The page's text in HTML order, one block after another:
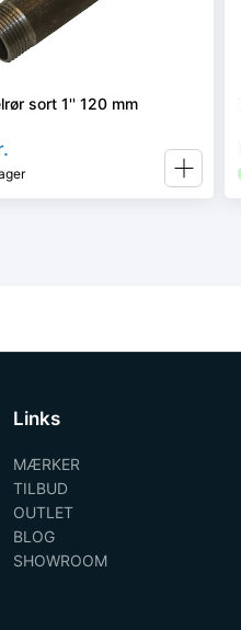
sort 1'' 120 mm
Links
MÆRKER
TILBUD
OUTLET
BLOG
SHOWROOM